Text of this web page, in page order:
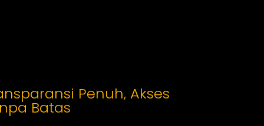
Penuh, Akses
Batas